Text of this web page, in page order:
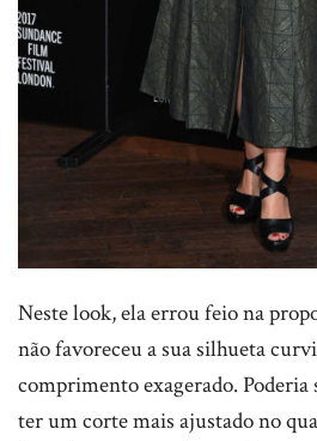
Neste look, ela errou feio na
não favoreceu a sua silhueta
comprimento exagerado. Poderia
ter um corte mais ajustado no